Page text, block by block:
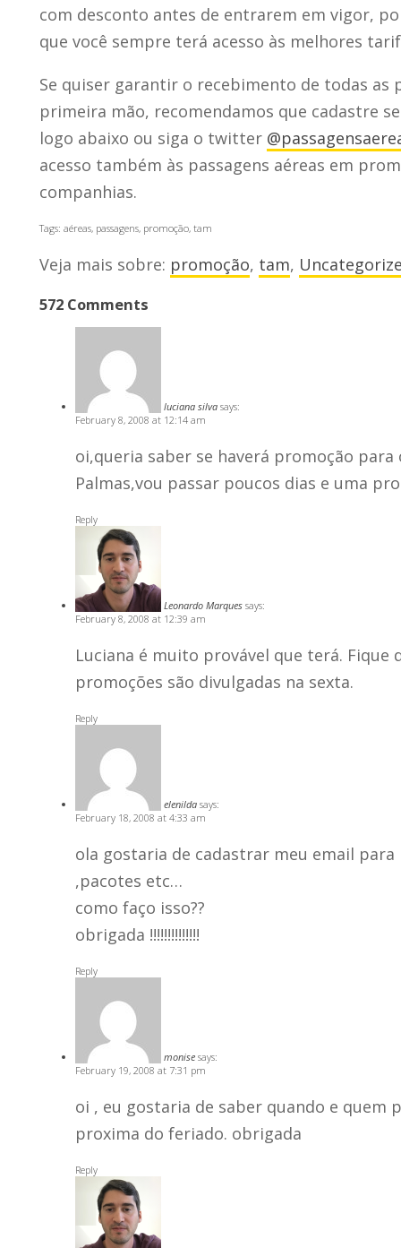
com desconto antes de entrarem em vigor,
que você sempre terá acesso às melhores
Se quiser garantir o recebimento de todas as
primeira mão, recomendamos que cadastre
logo abaixo ou siga o twitter
acesso também às passagens aéreas em
companhias.
Tags: aéreas, passagens, promoção, tam
Veja mais sobre: promoção, tam,
572 Comments
luciana silva says:
February 8, 2008 at 12:14 am
oi,queria saber se haverá promoção
Palmas,vou passar poucos dias e uma
Reply
Leonardo Marques says:
February 8, 2008 at 12:39 am
Luciana é muito provável que terá. Fique
promoções são divulgadas na sexta.
Reply
elenilda says:
February 18, 2008 at 4:33 am
ola gostaria de cadastrar meu email
,pacotes etc…
como faço isso??
obrigada !!!!!!!!!!!!!!
Reply
monise says:
February 19, 2008 at 7:31 pm
oi , eu gostaria de saber quando e
proxima do feriado. obrigada
Reply